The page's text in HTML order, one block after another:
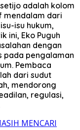
adalah kolom
mendalam dari
isu hukum,
ini, Eko Puguh
dengan
pada pengalaman
Pembaca
dari sudut
mendorong
regulasi,